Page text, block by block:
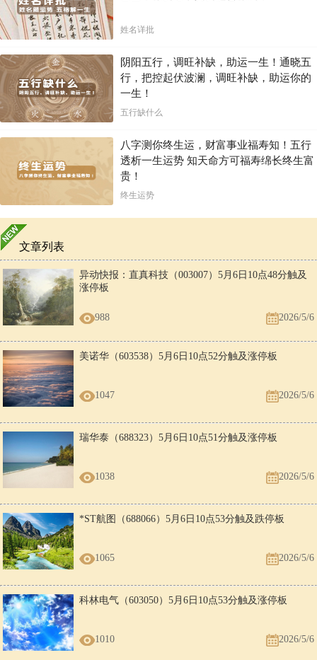
姓名详批
阴阳五行，调旺补缺，助运一生！通晓五
行，把控起伏波澜，调旺补缺，助运你的
一生！
五行缺什么
八字测你终生运，财富事业福寿知！五行
透析一生运势 知天命方可福寿绵长终生富
贵！
终生运势
文章列表
异动快报：直真科技（003007）5月6日10点48分触及
涨停板
988 2026/5/6
美诺华（603538）5月6日10点52分触及涨停板
1047 2026/5/6
瑞华泰（688323）5月6日10点51分触及涨停板
1038 2026/5/6
*ST航图（688066）5月6日10点53分触及跌停板
1065 2026/5/6
科林电气（603050）5月6日10点53分触及涨停板
1010 2026/5/6